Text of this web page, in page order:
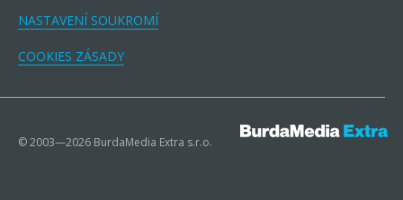
NASTAVENÍ SOUKROMÍ
COOKIES ZÁSADY
© 2003—2026 BurdaMedia Extra s.r.o.